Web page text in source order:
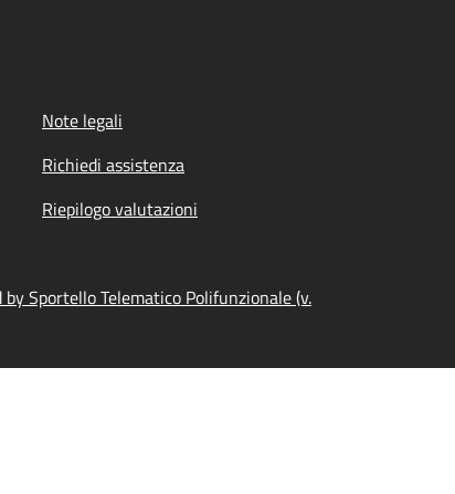
Note legali
Richiedi assistenza
Riepilogo valutazioni
by Sportello Telematico Polifunzionale (v.